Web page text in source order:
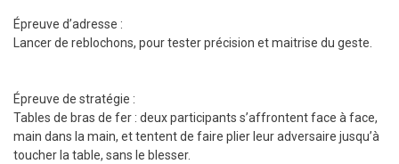
Épreuve d’adresse :
Lancer de reblochons, pour tester précision et maitrise du geste.
Épreuve de stratégie :
Tables de bras de fer : deux participants s’affrontent face à face,
main dans la main, et tentent de faire plier leur adversaire jusqu’à
toucher la table, sans le blesser.